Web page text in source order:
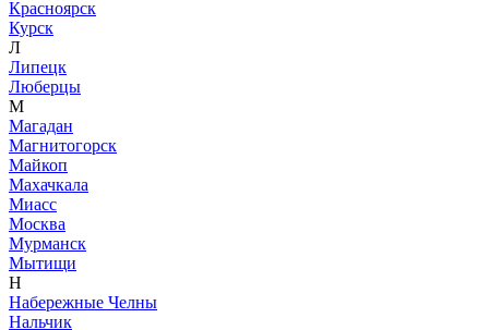
Красноярск
Курск
Л
Липецк
Люберцы
М
Магадан
Магнитогорск
Майкоп
Махачкала
Миасс
Москва
Мурманск
Мытищи
Н
Набережные Челны
Нальчик